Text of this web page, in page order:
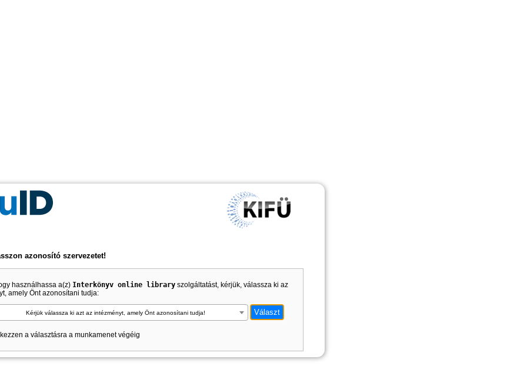
azonosító szervezetet!
használhassa a(z) Interkönyv online library szolgáltatást, kérjük, válassza ki az
amely Önt azonosítani tudja:
Kérjük válassza ki azt az intézményt, amely Önt azonosítani tudja!
a választásra a munkamenet végéig